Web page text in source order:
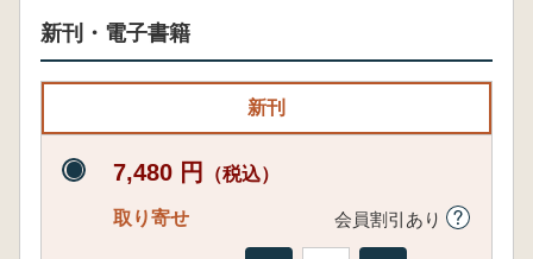
新刊・電子書籍
新刊
7,480 円 （税込）
取り寄せ 会員割引あり